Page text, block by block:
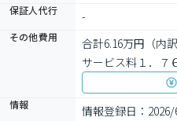
保証人代行 -
その他費用
合計6.16万円（内
サービス料１．７
情報
情報登録日：